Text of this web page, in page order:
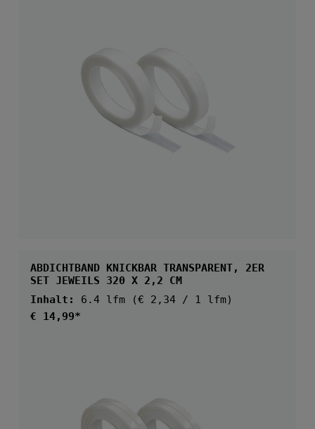
ABDICHTBAND KNICKBAR TRANSPARENT, 2ER
SET JEWEILS 320 X 2,2 CM
Inhalt: 6.4 lfm (€ 2,34 / 1 lfm)
Regulärer Preis:
€ 14,99*